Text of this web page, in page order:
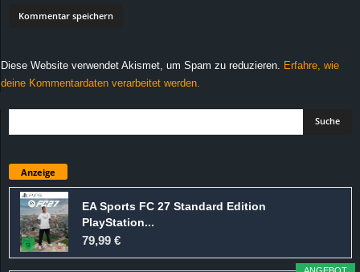
Diese Website verwendet Akismet, um Spam zu reduzieren.
Erfahre, wie
deine Kommentardaten verarbeitet werden.
Anzeige
EA Sports FC 27 Standard Edition
PlayStation...
79,99 €